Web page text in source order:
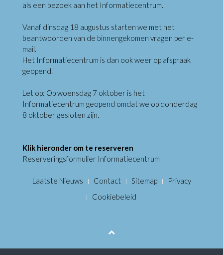
als een bezoek aan het Informatiecentrum.
Vanaf dinsdag 18 augustus starten we met het
beantwoorden van de binnengekomen vragen per e-
mail.
Het Informatiecentrum is dan ook weer op afspraak
geopend.
Let op: Op woensdag 7 oktober is het
Informatiecentrum geopend omdat we op donderdag
8 oktober gesloten zijn.
Klik hieronder om te reserveren
Reserveringsformulier Informatiecentrum
Laatste Nieuws Contact Sitemap
Privacy
Cookiebeleid